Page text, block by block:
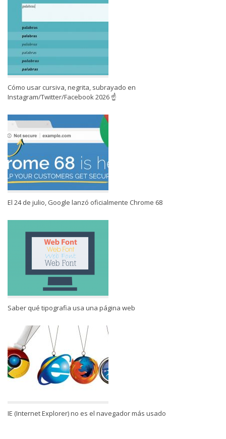
Cómo usar cursiva, negrita, subrayado en
Instagram/Twitter/Facebook 2026 ☝
El 24 de julio, Google lanzó oficialmente Chrome 68
Saber qué tipografia usa una página web
IE (Internet Explorer) no es el navegador más usado